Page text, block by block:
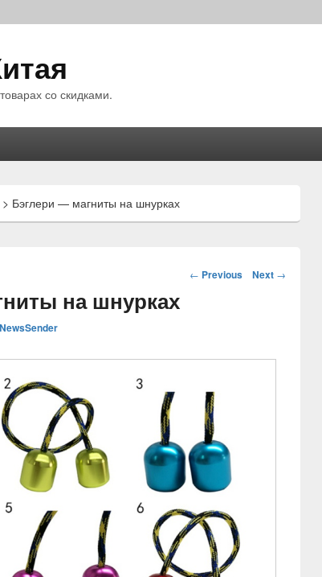
со скидками.
> Бэглери — магниты на шнурках
Навигация
← Previous Next →
на шнурках
NewsSender